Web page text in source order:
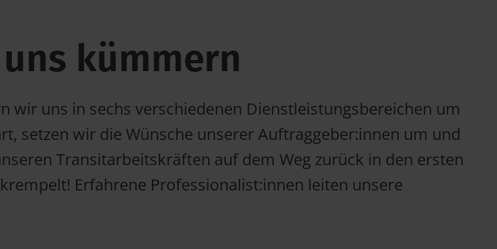
kümmern
wir uns in sechs verschiedenen Dienstleistungsbereichen um
setzen wir die Wünsche unserer Auftraggeber:innen um und
Transitarbeitskräften auf dem Weg zurück in den ersten
Erfahrene Professionalist:innen leiten unsere